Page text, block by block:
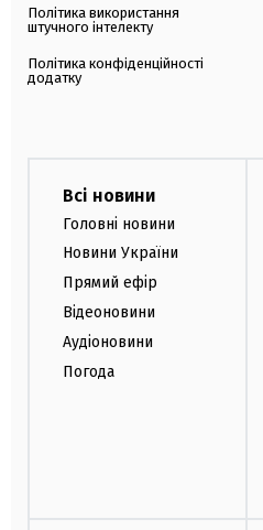
Політика використання
штучного інтелекту
Політика конфіденційності
додатку
Всі новини
Головні новини
Новини України
Прямий ефір
Відеоновини
Аудіоновини
Погода